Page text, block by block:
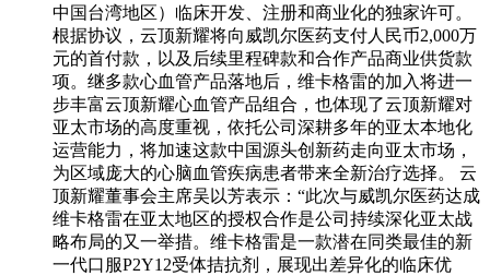
中国台湾地区）临床开发、注册和商业化的独家许可。
根据协议，云顶新耀将向威凯尔医药支付人民币2,000万
元的首付款，以及后续里程碑款和合作产品商业供货款
项。继多款心血管产品落地后，维卡格雷的加入将进一
步丰富云顶新耀心血管产品组合，也体现了云顶新耀对
亚太市场的高度重视，依托公司深耕多年的亚太本地化
运营能力，将加速这款中国源头创新药走向亚太市场，
为区域庞大的心脑血管疾病患者带来全新治疗选择。 云
顶新耀董事会主席吴以芳表示：“此次与威凯尔医药达成
维卡格雷在亚太地区的授权合作是公司持续深化亚太战
略布局的又一举措。维卡格雷是一款潜在同类最佳的新
一代口服P2Y12受体拮抗剂，展现出差异化的临床优